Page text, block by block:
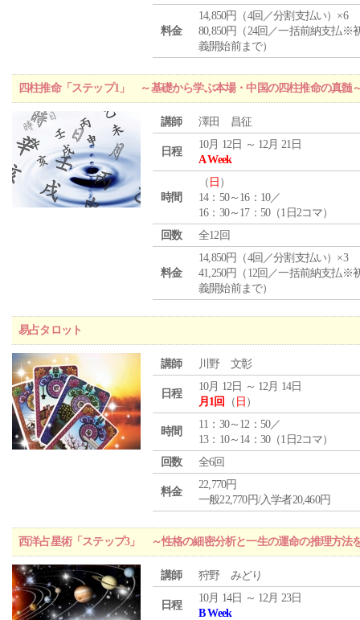
料金
14,850円（4回／分割支払い）×6
80,850円（24回／一括前納支払※
義開始前まで）
四柱推命「ステップ1」 ～基礎から学ぶ本場・中国の四柱推命の真髄
講師 澤田 昌征
日程
10月 12日 ～ 12月 21日
A Week
時間
（ 日 ）
14：50～16：10／
16：30～17：50（1日2コマ）
回数
全12回
料金
14,850円（4回／分割支払い）×3
41,250円（12回／一括前納支払※
義開始前まで）
易占タロット
講師 川野 文彰
日程
10月 12日 ～ 12月 14日
月1回
（ 日 ）
時間
11：30～12：50／
13：10～14：30（1日2コマ）
回数
全6回
料金
22,770円
一般22,770円/入学者20,460円
西洋占星術「ステップ3」 ～性格の細密分析と一生の運命の推理方法
講師 狩野 みどり
日程
10月 14日 ～ 12月 23日
B Week